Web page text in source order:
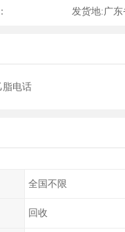
发货地:广
脂电话
全国不限
回收